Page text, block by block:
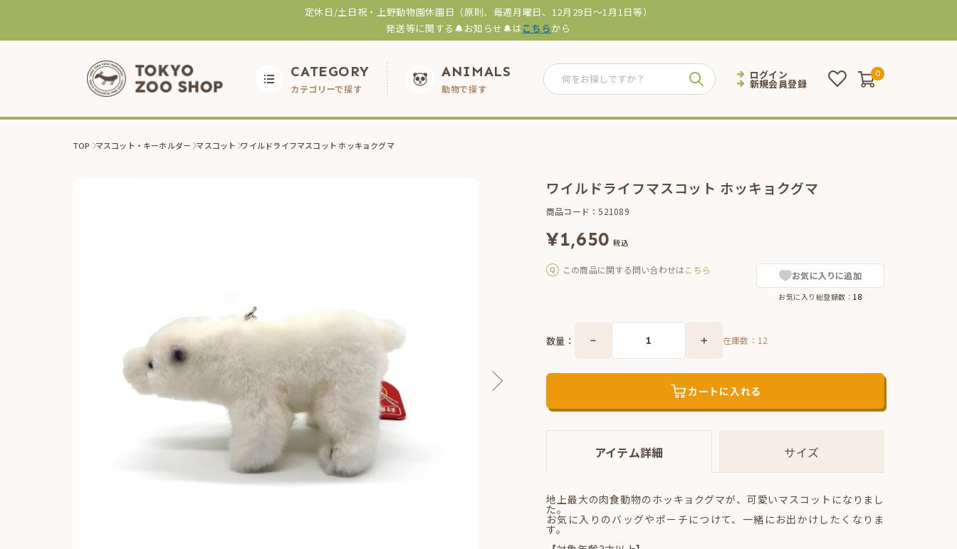
定休日/土日祝・上野動物園休園日（原則、毎週月曜日、12月29日～1月1日等）
発送等に関する🔔お知らせ🔔はこちらから
CATEGORY
カテゴリーで探す
ANIMALS
動物で探す
ログイン
新規会員登録
0
TOP マスコット・キーホルダー マスコット ワイルドライフマスコット ホッキョクグマ
ワイルドライフマスコット ホッキョクグマ
商品コード：521089
¥1,650 税込
この商品に関する問い合わせはこちら お気に入りに追加
お気に入り総登録数： 18
数量： 在庫数： 12
カートに入れる
アイテム詳細 サイズ
地上最大の肉食動物のホッキョクグマが、可愛いマスコットになりまし
た。
お気に入りのバッグやポーチにつけて、一緒にお出かけしたくなりま
す。